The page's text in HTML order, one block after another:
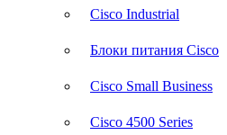
Cisco Industrial
Блоки питания Cisco
Cisco Small Business
Cisco 4500 Series